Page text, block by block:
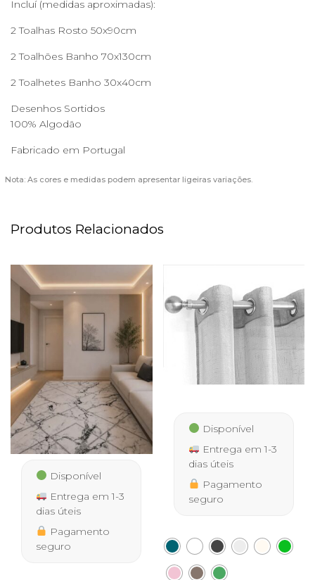
Incluí (medidas aproximadas):
2 Toalhas Rosto 50x90cm
2 Toalhões Banho 70x130cm
2 Toalhetes Banho 30x40cm
Desenhos Sortidos
100% Algodão
Fabricado em Portugal
Nota: As cores e medidas podem apresentar ligeiras variações.
Produtos Relacionados
Disponível
Entrega em 1-3
dias úteis
Pagamento
seguro
Disponível
Entrega em 1-3
dias úteis
Pagamento
seguro